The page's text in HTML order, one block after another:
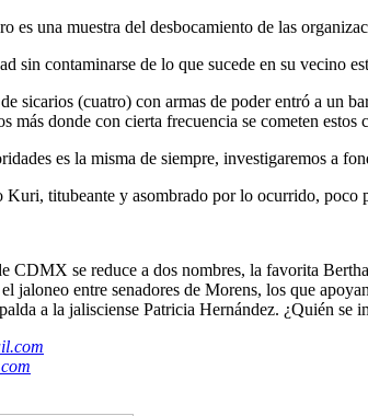
es una muestra del desbocamiento de las
sin contaminarse de lo que sucede en su vecino
sicarios (cuatro) con armas de poder entró a un
más donde con cierta frecuencia se cometen estos
es la misma de siempre, investigaremos a
titubeante y asombrado por lo ocurrido, poco
CDMX se reduce a dos nombres, la favorita
jaloneo entre senadores de Morens, los que
a la jalisciense Patricia Hernández. ¿Quién se